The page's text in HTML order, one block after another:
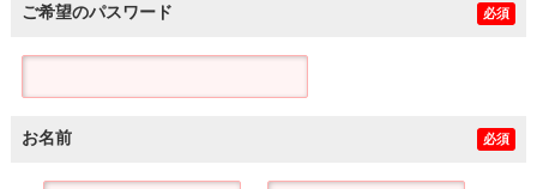
ご希望のパスワード 必須
お名前 必須